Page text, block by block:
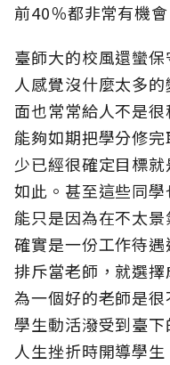
前40％都非常有機會
臺師大的校風還蠻
人感覺沒什麼太多
面也常常給人不是
能夠如期把學分修
少已經很確定目標
如此。甚至這些同
能只是因為在不太
確實是一份工作待
排斥當老師，就選
為一個好的老師是
學生動活潑受到臺
人生挫折時開導學